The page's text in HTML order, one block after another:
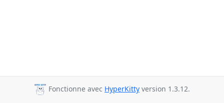
Fonctionne avec HyperKitty version 1.3.12.